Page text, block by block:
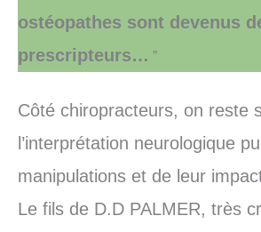
ostéopathes sont devenus
prescripteurs… ”
Côté chiropracteurs, on reste
l’interprétation neurologique
manipulations et de leur
Le fils de D.D PALMER, très